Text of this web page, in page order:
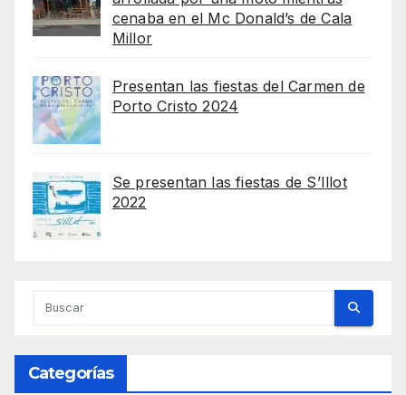
cenaba en el Mc Donald’s de Cala
Millor
Presentan las fiestas del Carmen de
Porto Cristo 2024
Se presentan las fiestas de S’Illot
2022
Categorías